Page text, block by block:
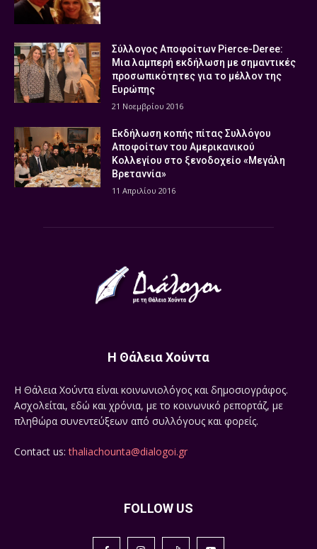
Σύλλογος Αποφοίτων Pierce-Deree:
Μια λαμπερή εκδήλωση με σημαντικές
προσωπικότητες για το μέλλον της
Ευρώπης
21 Νοεμβρίου 2016
Εκδήλωση κοπής πίτας Συλλόγου
Αποφοίτων του Αμερικανικού
Κολλεγίου στο ξενοδοχείο «Μεγάλη
Βρεταννία»
11 Απριλίου 2016
Η Θάλεια Χούντα
Η Θάλεια Χούντα είναι κοινωνιολόγος και δημοσιογράφος.
Ασχολείται, εδώ και χρόνια, με το κοινωνικό ρεπορτάζ, με
πληθώρα συνεντεύξεων από συλλόγους και φορείς.
Contact us:thaliachounta@dialogoi.gr
FOLLOW US